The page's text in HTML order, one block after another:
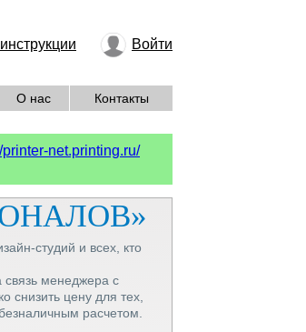
Войти
О нас Контакты
printer-net.printing.ru/
студий и всех, кто
связь менеджера с
снизить цену для тех,
расчетом.